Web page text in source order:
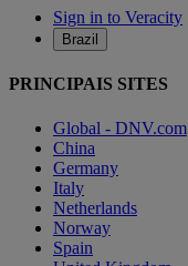
Sign in to Veracity
Brazil
PRINCIPAIS SITES
Global - DNV.com
China
Germany
Italy
Netherlands
Norway
Spain